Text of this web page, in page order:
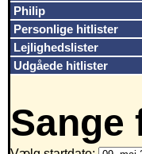
Philip
Personlige hitlister
Lejlighedslister
Udgåede hitlister
Sange